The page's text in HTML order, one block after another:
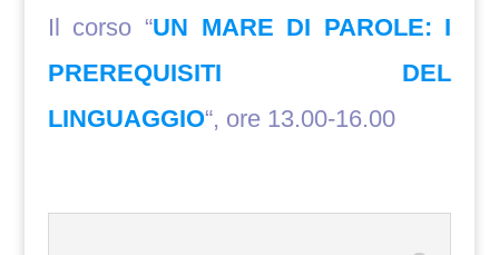
Il corso “UN MARE DI PAROLE: I
PREREQUISITI DEL
LINGUAGGIO“, ore 13.00-16.00